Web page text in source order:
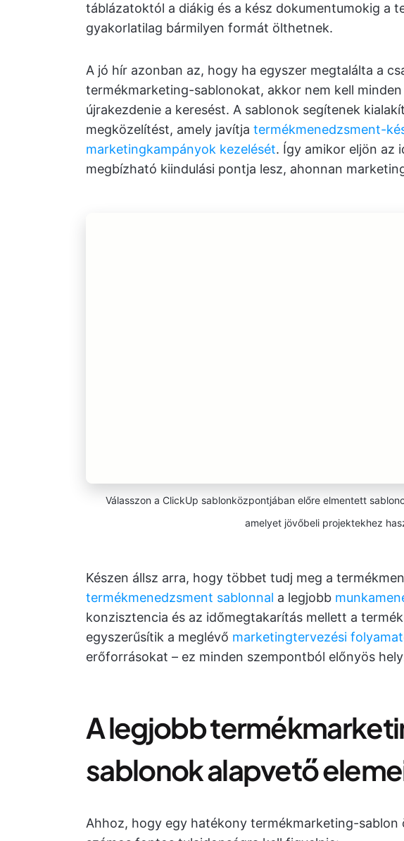
táblázatoktól a diákig és a kész dokumentumokig a
gyakorlatilag bármilyen formát ölthetnek.
A jó hír azonban az, hogy ha egyszer megtalálta a
termékmarketing-sablonokat, akkor nem kell
újrakezdenie a keresést. A sablonok segítenek
megközelítést, amely javítja termékmenedzsment-
marketingkampányok kezelését. Így amikor eljön az
megbízható kiindulási pontja lesz, ahonnan
Válasszon a ClickUp sablonközpontjában előre elmentett
amelyet jövőbeli projektekhez
Készen állsz arra, hogy többet tudj meg a
termékmenedzsment sablonnal a legjobb
konzisztencia és az időmegtakarítás mellett a
egyszerűsítik a meglévő marketingtervezési
erőforrásokat – ez minden szempontból előnyös
A legjobb
sablonok alapvető
Ahhoz, hogy egy hatékony termékmarketing-sablon